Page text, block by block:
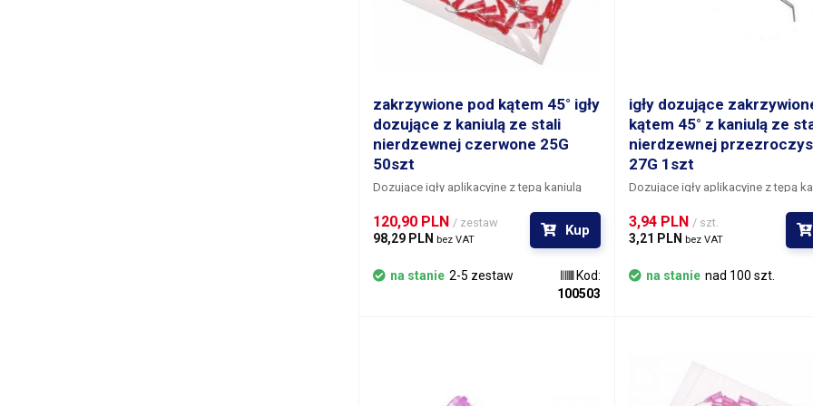
zakrzywione pod kątem 45° igły
dozujące z kaniulą ze stali
nierdzewnej czerwone 25G
50szt
Dozujące igły aplikacyjne z tępą kaniulą
materiałów w trudno dostępnych
miejscach. Kaniula każdej igły jest
zamontowana za pomocą kleju w
nylonowej szyjce z gwintowaną blokadą
120,90 PLN / zestaw
98,29 PLN bez VAT
Kup
na stanie 2-5 zestaw
Kod:
100503
igły dozujące
kątem 45° z kaniulą ze
nierdzewnej
27G 1szt
Dozujące igły aplikacyjne z tępą
materiałów w trudno dostępnych
miejscach. Kaniula każdej igły jest
zamontowana za pomocą kleju w
nylonowej szyjce z gwintowaną
3,94 PLN / szt.
3,21 PLN bez VAT
na stanie nad 100 szt.